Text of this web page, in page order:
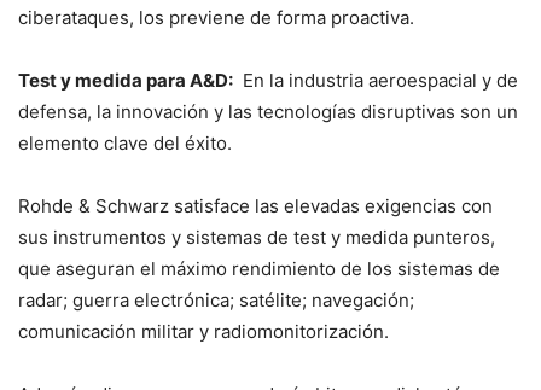
ciberataques, los previene de forma proactiva.
Test y medida para A&D: En la industria aeroespacial y de
defensa, la innovación y las tecnologías disruptivas son un
elemento clave del éxito.
Rohde & Schwarz satisface las elevadas exigencias con
sus instrumentos y sistemas de test y medida punteros,
que aseguran el máximo rendimiento de los sistemas de
radar; guerra electrónica; satélite; navegación;
comunicación militar y radiomonitorización.